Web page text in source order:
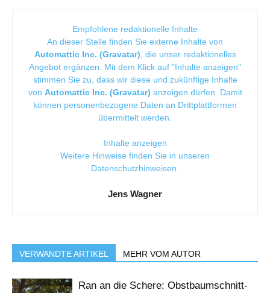
Empfohlene redaktionelle Inhalte
An dieser Stelle finden Sie externe Inhalte von
Automattic Inc. (Gravatar) , die unser redaktionelles
Angebot ergänzen. Mit dem Klick auf "Inhalte anzeigen"
stimmen Sie zu, dass wir diese und zukünftige Inhalte
von Automattic Inc. (Gravatar) anzeigen dürfen. Damit
können personenbezogene Daten an Drittplattformen
übermittelt werden.
Inhalte anzeigen
Weitere Hinweise finden Sie in unseren
Datenschutzhinweisen
Jens Wagner
VERWANDTE ARTIKEL MEHR VOM AUTOR
Ran an die Schere: Obstbaumschnitt-